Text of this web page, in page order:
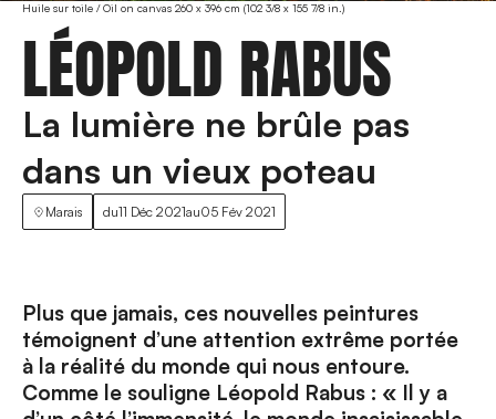
LÉOPOLD RABUS
Marais du11 Déc 2021au05 Fév 2021
La lumière ne brûle pas
dans un vieux poteau
Huile sur toile / Oil on canvas 260 x 396 cm (102 3/8 x 155 7/8 in.)
Plus que jamais, ces nouvelles peintures
témoignent d’une attention extrême portée
à la réalité du monde qui nous entoure.
Comme le souligne Léopold Rabus : « Il y a